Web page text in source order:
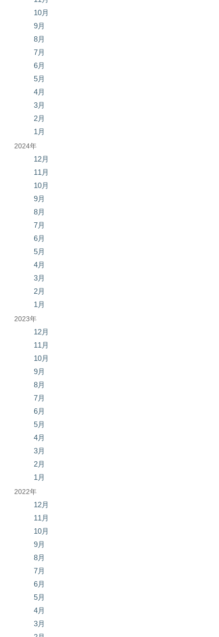
10月
9月
8月
7月
6月
5月
4月
3月
2月
1月
2024年
12月
11月
10月
9月
8月
7月
6月
5月
4月
3月
2月
1月
2023年
12月
11月
10月
9月
8月
7月
6月
5月
4月
3月
2月
1月
2022年
12月
11月
10月
9月
8月
7月
6月
5月
4月
3月